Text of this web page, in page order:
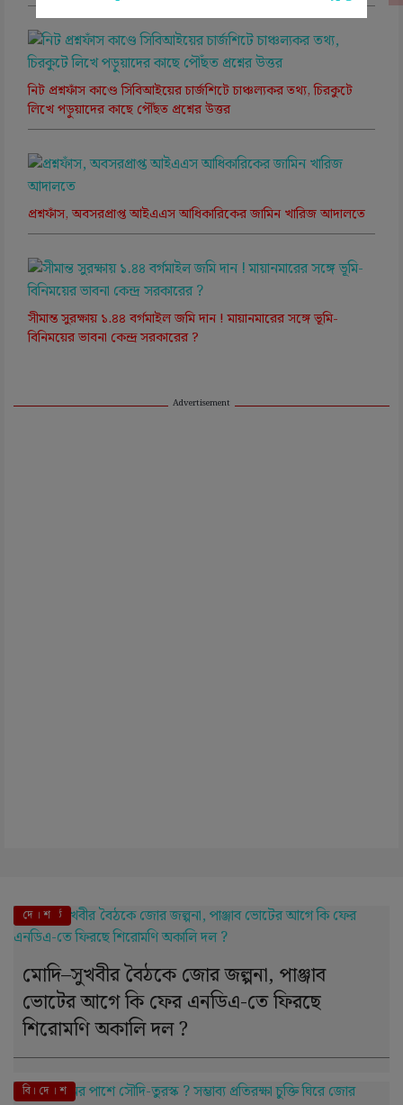
নিট প্রশ্নফাঁস কাণ্ডে সিবিআইয়ের চার্জশিটে চাঞ্চল্যকর তথ্য, চিরকুটে
লিখে পড়ুয়াদের কাছে পৌঁছত প্রশ্নের উত্তর
প্রশ্নফাঁস, অবসরপ্রাপ্ত আইএএস আধিকারিকের জামিন খারিজ আদালতে
সীমান্ত সুরক্ষায় ১.৪৪ বর্গমাইল জমি দান ! মায়ানমারের সঙ্গে ভূমি-
বিনিময়ের ভাবনা কেন্দ্র সরকারের ?
Advertisement
এই মুহূর্তে
দে । শ
মোদি–সুখবীর বৈঠকে জোর জল্পনা, পাঞ্জাব
ভোটের আগে কি ফের এনডিএ-তে ফিরছে
শিরোমণি অকালি দল ?
বি। দে । শ